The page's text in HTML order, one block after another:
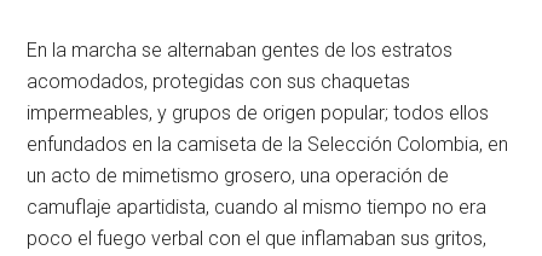
En la marcha se alternaban gentes de los estratos
acomodados, protegidas con sus chaquetas
impermeables, y grupos de origen popular; todos ellos
enfundados en la camiseta de la Selección Colombia, en
un acto de mimetismo grosero, una operación de
camuflaje apartidista, cuando al mismo tiempo no era
poco el fuego verbal con el que inflamaban sus gritos,